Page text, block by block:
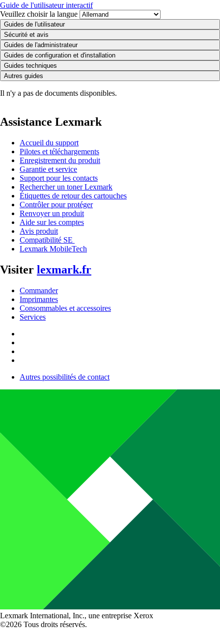
Guide de l'utilisateur interactif
Veuillez choisir la langue
Guides de l'utilisateur
Sécurité et avis
Guides de l'administrateur
Guides de configuration et d'installation
Guides techniques
Autres guides
Il n'y a pas de documents disponibles.
Assistance Lexmark
Accueil du support
Pilotes et téléchargements
Enregistrement du produit
Garantie et service
Support pour les contacts
Rechercher un toner Lexmark
Étiquettes de retour des cartouches
Contrôler pour protéger
Renvoyer un produit
Aide sur les comptes
Avis produit
Compatibilité SE
Lexmark MobileTech
Visiter lexmark.fr
Commander
Imprimantes
Consommables et accessoires
Services
Autres possibilités de contact
Lexmark International, Inc., une entreprise Xerox
©2026 Tous droits réservés.